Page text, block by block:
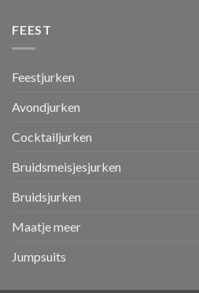
FEEST
Feestjurken
Avondjurken
Cocktailjurken
Bruidsmeisjesjurken
Bruidsjurken
Maatje meer
Jumpsuits